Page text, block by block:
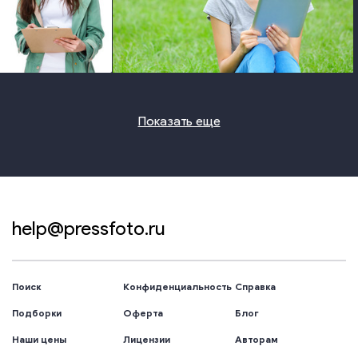
photo photo
Показать еще
help@pressfoto.ru
Поиск
Подборки
Наши цены
Конфиденциальность
Оферта
Лицензии
Справка
Блог
Авторам